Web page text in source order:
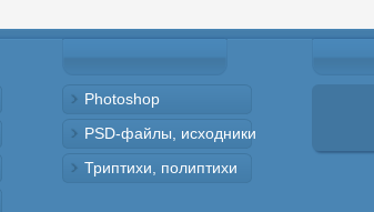
Photoshop
PSD-файлы, исходники
Триптихи, полиптихи